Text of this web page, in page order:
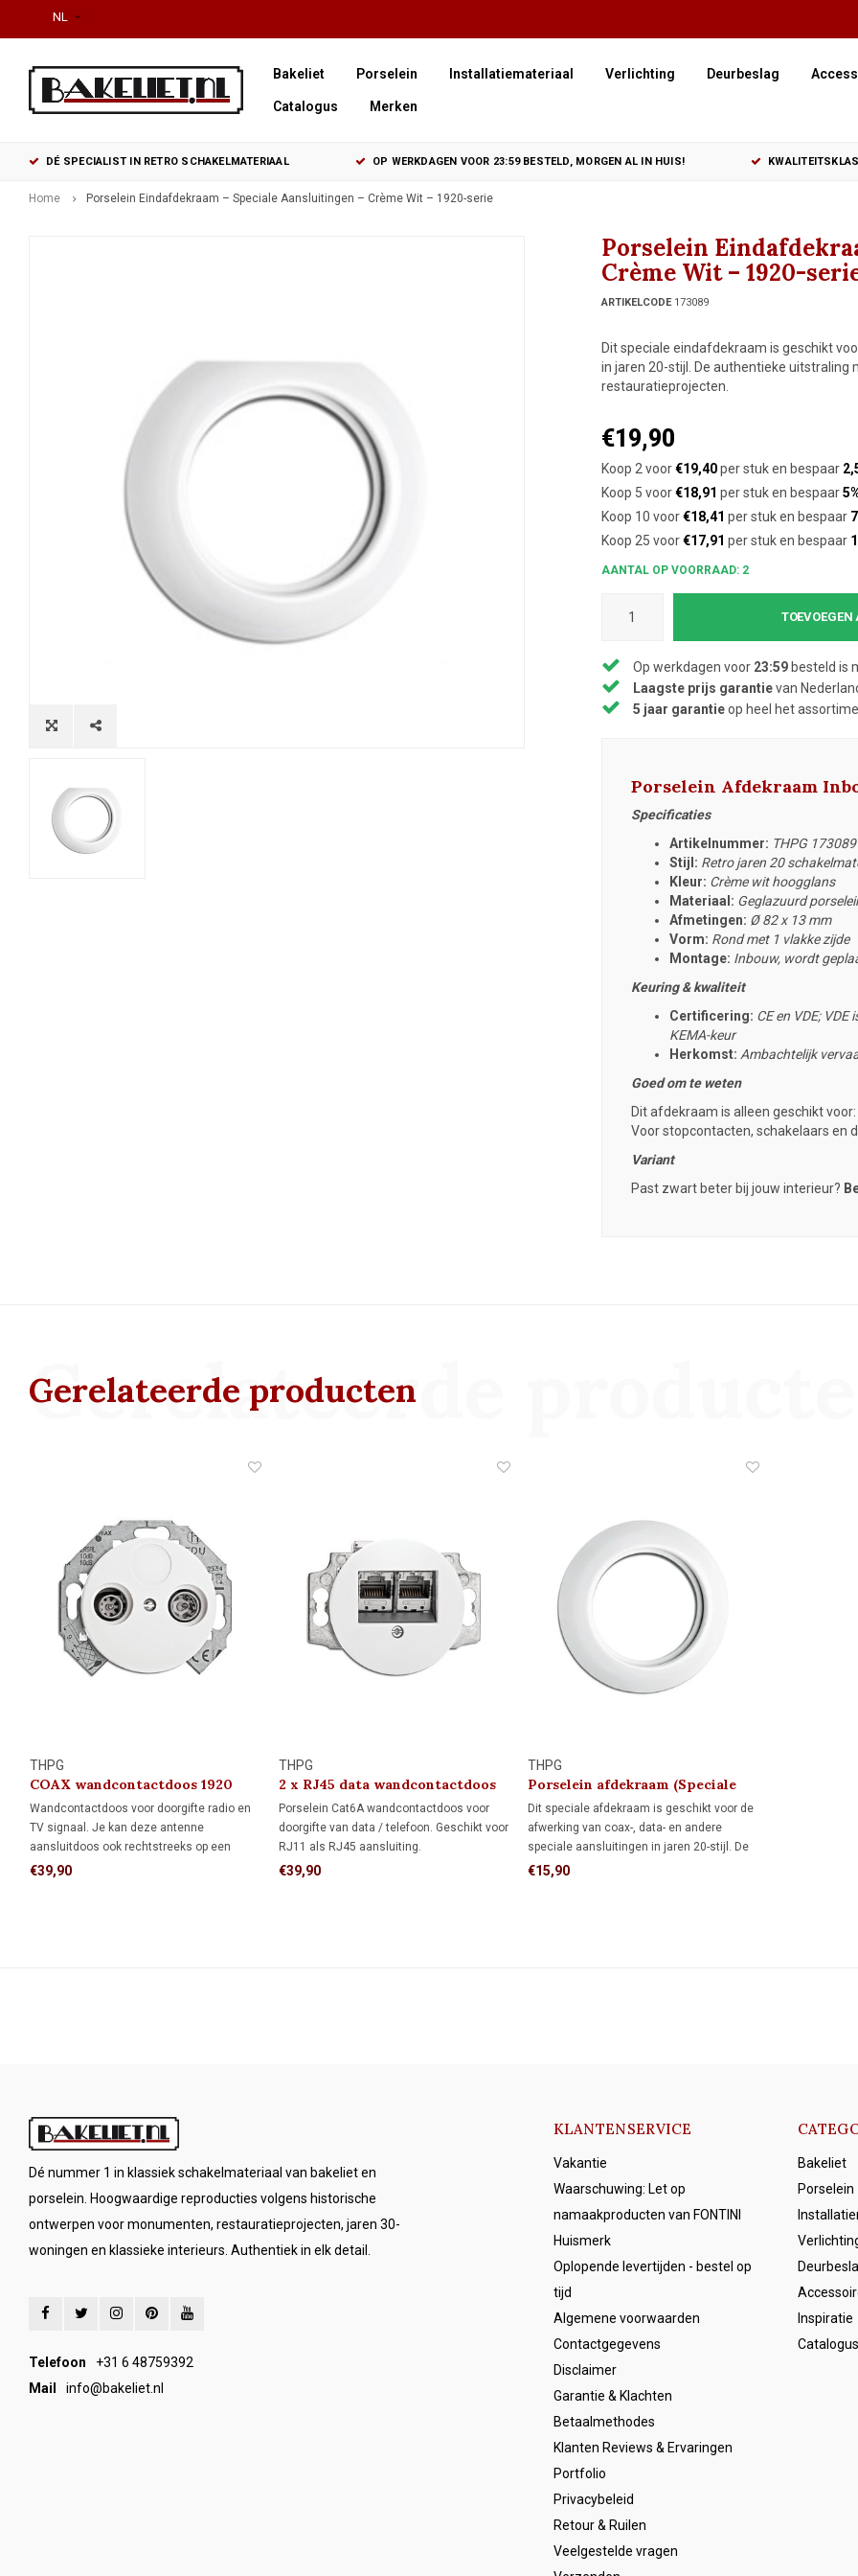
NL
Bakeliet Porselein Installatiemateriaal Verlichting Deurbeslag
Catalogus Merken
DÉ SPECIALIST IN RETRO SCHAKELMATERIAAL OP WERKDAGEN VOOR 23:59 BESTELD, MORGEN AL IN HUIS!
Home Porselein Eindafdekraam – Speciale Aansluitingen – Crème Wit – 1920-serie
Porselein
Crème Wit – 1920-
ARTIKELCODE173089
Dit speciale eindafdekraam is geschikt
in jaren 20-stijl. De authentieke
restauratieprojecten.
€19,90
Koop 2 voor€19,40per stuk en bespaar
Koop 5 voor€18,91 per stuk en bespaar
Koop 10 voor€18,41 per stuk en bespaar
Koop 25 voor€17,91 per stuk en bespaar
AANTAL OP VOORRAAD: 2
Op werkdagen voor 23:59besteld is
Laagste prijs garantievan
5 jaar garantieop heel het
Porselein Afdekraam
Specificaties
Artikelnummer: THPG 173089
Stijl: Retro jaren 20
Kleur: Crème wit hoogglans
Materiaal: Geglazuurd
Afmetingen: Ø82 x 13 mm
Vorm: Rond met 1 vlakke zijde
Montage: Inbouw, wordt
Keuring & kwaliteit
Certificering: CE en VDE;
KEMA-keur
Herkomst: Ambachtelijk
Goed om te weten
Dit afdekraam is alleen geschikt voor:
Voor stopcontacten, schakelaars en
Variant
Past zwart beter bij jouw interieur?
Gerelateerde producten
Gerelateerde
THPG
COAX wandcontactdoos 1920
Wandcontactdoos voor doorgifte radio en
TV signaal. Je kan deze antenne
aansluitdoos ook rechtstreeks op een
antenneversterker of verdeler aansluiten.
€39,90
THPG
2 x RJ45 data wandcontactdoos
1920
Porselein Cat6A wandcontactdoos voor
doorgifte van data / telefoon. Geschikt voor
RJ11 als RJ45 aansluiting.
€39,90
THPG
Porselein afdekraam (Speciale
Aansluiting)
Dit speciale afdekraam is geschikt voor de
afwerking van coax-, data- en andere
speciale aansluitingen in jaren 20-stijl. De
authentieke uitstraling maakt het ideaal
€15,90
Dé nummer 1 in klassiek schakelmateriaal van bakeliet en
porselein. Hoogwaardige reproducties volgens historische
ontwerpen voor monumenten, restauratieprojecten, jaren 30-
woningen en klassieke interieurs. Authentiek in elk detail.
Telefoon
+31 6 48759392
Mail
info@bakeliet.nl
KLANTENSERVICE
Vakantie
Waarschuwing: Let op
namaakproducten van FONTINI
Huismerk
Oplopende levertijden - bestel op
tijd
Algemene voorwaarden
Contactgegevens
Disclaimer
Garantie & Klachten
Betaalmethodes
Klanten Reviews & Ervaringen
Portfolio
Privacybeleid
Retour & Ruilen
Veelgestelde vragen
Bakeliet
Porselein
Inspiratie
Catalogus